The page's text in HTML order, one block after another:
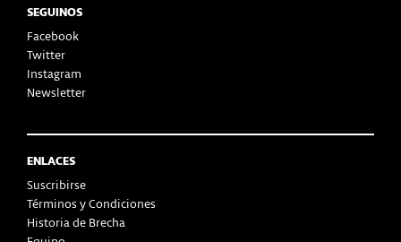
SEGUINOS
Facebook
Twitter
Instagram
Newsletter
ENLACES
Suscribirse
Términos y Condiciones
Historia de Brecha